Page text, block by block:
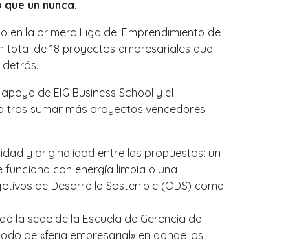
un nunca.
en la primera Liga del Emprendimiento de
total de 18 proyectos empresariales que
de EIG Business School y el
tras sumar más proyectos vencedores
y originalidad entre las propuestas: un
con energía limpia o una
de Desarrollo Sostenible (ODS) como
la sede de la Escuela de Gerencia de
de «feria empresarial» en donde los